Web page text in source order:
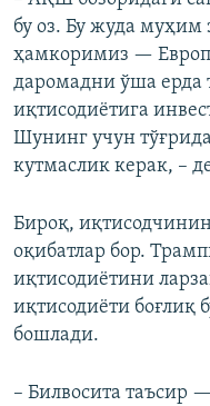
бу оз. Бу жуда муҳим
ҳамкоримиз —
даромадни ўша
иқтисодиётига
Шунинг учун
кутмаслик керак, –
Бироқ,
оқибатлар бор.
иқтисодиётини
иқтисодиёти боғлиқ
бошлади.
– Билвосита таъсир